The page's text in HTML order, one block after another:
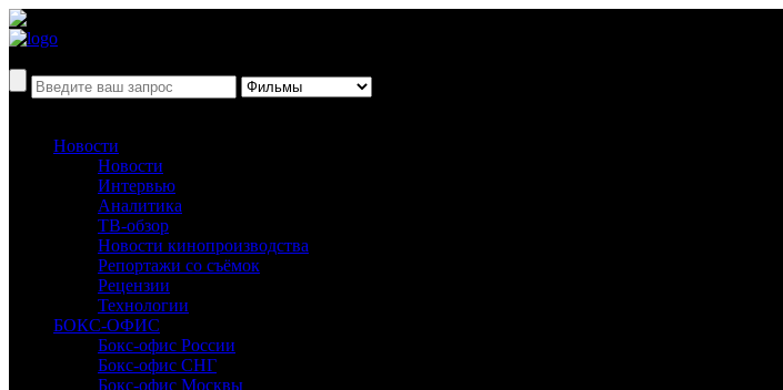
Новости
Новости
Интервью
Аналитика
ТВ-обзор
Новости кинопроизводства
Репортажи со съёмок
Рецензии
Технологии
БОКС-ОФИС
Бокс-офис России
Бокс-офис СНГ
Бокс-офис Москвы